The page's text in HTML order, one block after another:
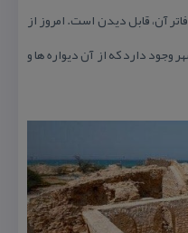
آن، قابل دیدن است. امروز از
وجود دارد كه از آن دیواره ها و